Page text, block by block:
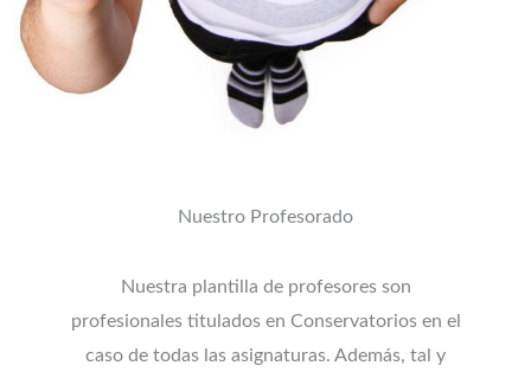
Nuestro Profesorado
Nuestra plantilla de profesores son
profesionales titulados en Conservatorios en el
caso de todas las asignaturas. Además, tal y